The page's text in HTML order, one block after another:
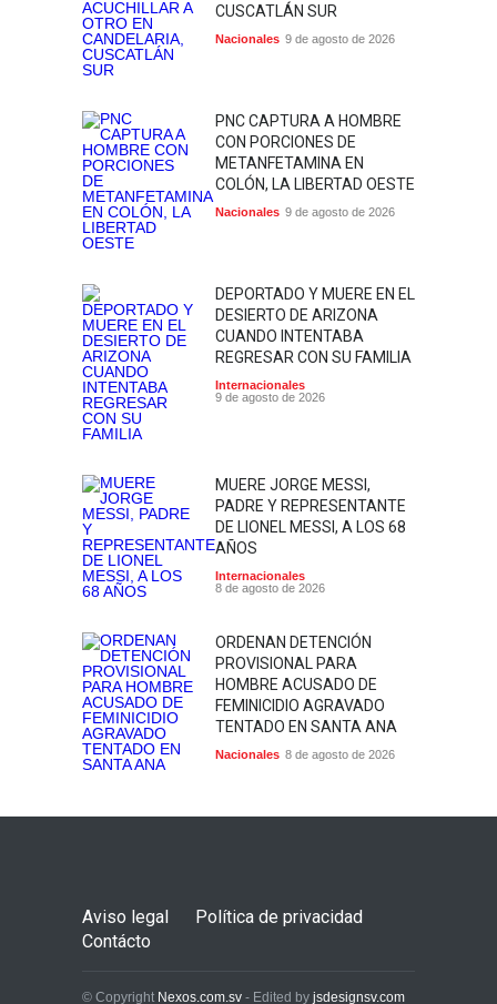
CUSCATLÁN SUR
Nacionales 9 de agosto de 2026
PNC CAPTURA A HOMBRE
CON PORCIONES DE
METANFETAMINA EN
COLÓN, LA LIBERTAD OESTE
Nacionales 9 de agosto de 2026
DEPORTADO Y MUERE EN EL
DESIERTO DE ARIZONA
CUANDO INTENTABA
REGRESAR CON SU FAMILIA
Internacionales
9 de agosto de 2026
MUERE JORGE MESSI,
PADRE Y REPRESENTANTE
DE LIONEL MESSI, A LOS 68
AÑOS
Internacionales
8 de agosto de 2026
ORDENAN DETENCIÓN
PROVISIONAL PARA
HOMBRE ACUSADO DE
FEMINICIDIO AGRAVADO
TENTADO EN SANTA ANA
Nacionales 8 de agosto de 2026
Aviso legal
Política de privacidad
Contácto
© Copyright Nexos.com.sv - Edited by jsdesignsv.com